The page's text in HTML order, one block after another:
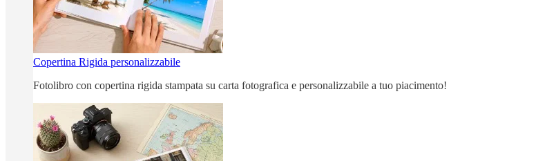
Copertina Rigida personalizzabile
Fotolibro con copertina rigida stampata su carta fotografica e personalizzabile a tuo piacimento!